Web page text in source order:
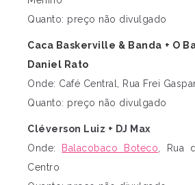
Quanto: preço não divulgado
Caca Baskerville & Banda + O
Daniel Rato
Onde: Café Central, Rua Frei
Quanto: preço não divulgado
Cléverson Luiz + DJ Max
Onde: Balacobaco Boteco , Rua
Centro